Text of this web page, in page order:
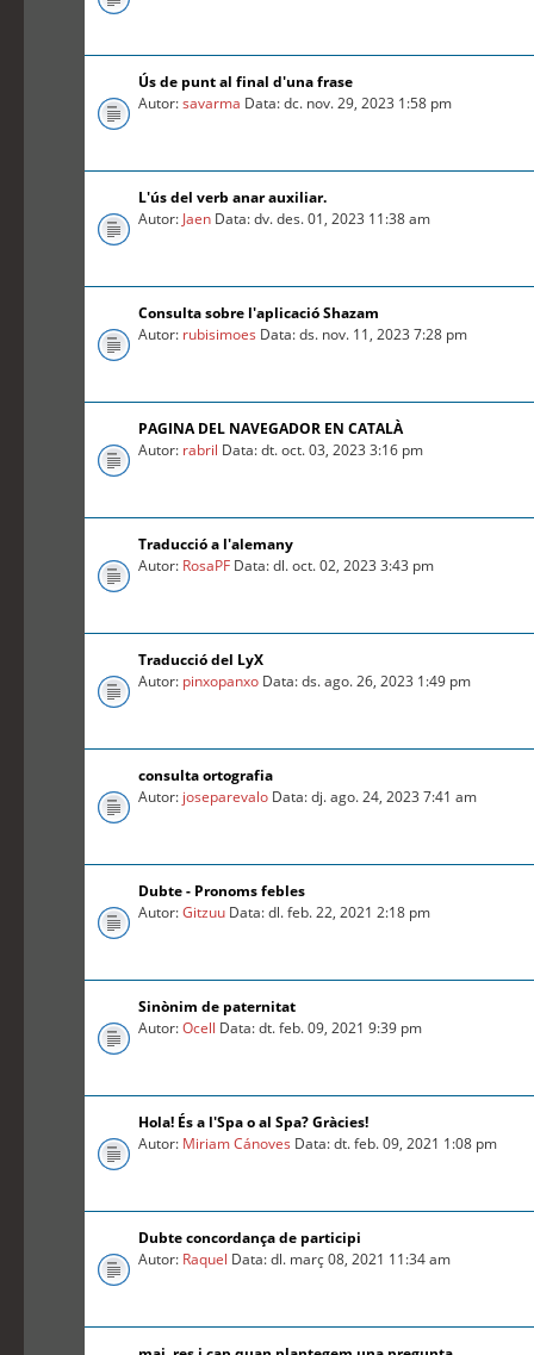
Ús de punt al final d'una frase
Autor:savarma Data: dc. nov. 29, 2023 1:58 pm
L'ús del verb anar auxiliar.
Autor: Jaen Data: dv. des. 01, 2023 11:38 am
Consulta sobre l'aplicació Shazam
Autor: rubisimoes Data: ds. nov. 11, 2023 7:28 pm
PAGINA DEL NAVEGADOR EN CATALÀ
Autor: rabril Data: dt. oct. 03, 2023 3:16 pm
Traducció a l'alemany
Autor: RosaPF Data: dl. oct. 02, 2023 3:43 pm
Traducció del LyX
Autor: pinxopanxo Data: ds. ago. 26, 2023 1:49 pm
consulta ortografia
Autor: joseparevalo Data: dj. ago. 24, 2023 7:41 am
Dubte - Pronoms febles
Autor:Gitzuu Data: dl. feb. 22, 2021 2:18 pm
Sinònim de paternitat
Autor:Ocell Data: dt. feb. 09, 2021 9:39 pm
Hola! És a l'Spa o al Spa? Gràcies!
Autor: Miriam Cánoves Data: dt. feb. 09, 2021 1:08 pm
Dubte concordança de participi
Autor: Raquel Data: dl. març 08, 2021 11:34 am